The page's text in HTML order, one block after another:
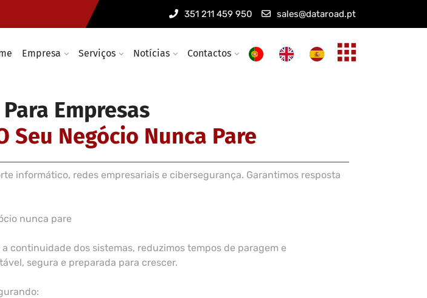
351 211 459 950 sales@dataroad.pt
Empresa Serviços Notícias Contactos
Instalação de cablagem e redes informáticas
Infraestruturas e soluções Wireless empresariais
Empresas
Seu Negócio Nunca Pare
informático, redes empresariais e cibersegurança. Garantimos resposta
nunca pare
continuidade dos sistemas, reduzimos tempos de paragem e
segura e preparada para crescer.